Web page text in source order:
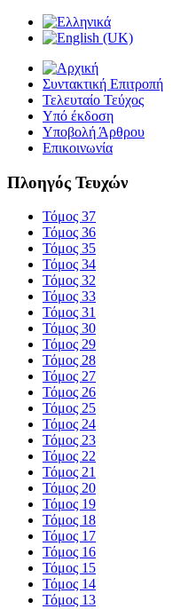
Συντακτική Επιτροπή
Τελευταίο Τεύχος
Υπό έκδοση
Υποβολή Άρθρου
Επικοινωνία
Πλοηγός Τευχών
Τόμος 37
Τόμος 36
Τόμος 35
Τόμος 34
Τόμος 32
Τόμος 33
Τόμος 31
Τόμος 30
Τόμος 29
Τόμος 28
Τόμος 27
Τόμος 26
Τόμος 25
Τόμος 24
Τόμος 23
Τόμος 22
Τόμος 21
Τόμος 20
Τόμος 19
Τόμος 18
Τόμος 17
Τόμος 16
Τόμος 15
Τόμος 14
Τόμος 13